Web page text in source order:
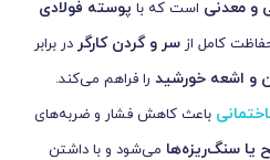
، امکان استفاده طولانی‌مدت بدون
جانبیمانند چراغ، شیلد صورت یا
به فرد، این کلاه در پروژه‌های
و فعالیت‌های معدنیکاربرد